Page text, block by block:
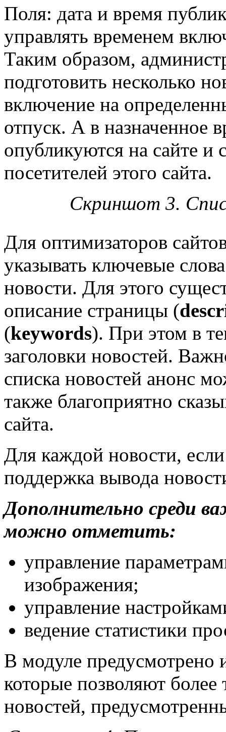
Поля: дата и время
управлять временем
Таким образом,
подготовить несколько
включение на
отпуск. А в назначенное
опубликуются на сайте и
посетителей этого сайта.
Скриншот 3.
Для оптимизаторов
указывать ключевые
новости. Для этого
описание страницы (
(keywords). При этом в
заголовки новостей.
списка новостей анонс
также благоприятно
сайта.
Для каждой новости,
поддержка вывода
Дополнительно среди
можно отметить:
управление
изображения;
управление
ведение статистики
В модуле предусмотрено
которые позволяют более
новостей,